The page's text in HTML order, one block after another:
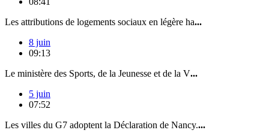
Les attributions de logements sociaux en légère ha...
8 juin
09:13
Le ministère des Sports, de la Jeunesse et de la V...
5 juin
07:52
Les villes du G7 adoptent la Déclaration de Nancy....